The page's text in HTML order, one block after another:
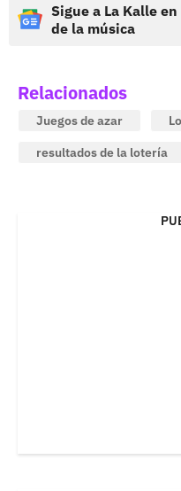
Sigue a La Kalle
de la música
Relacionados
Juegos de azar
resultados de la lotería